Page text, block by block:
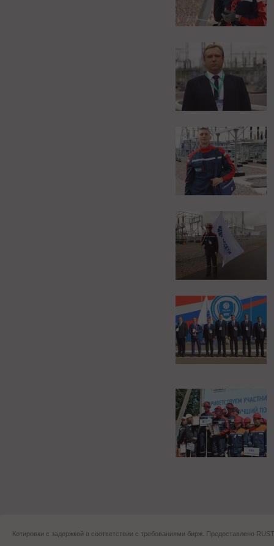
Котировки с задержкой в соответствии с требованиями бирж. Предоставлено